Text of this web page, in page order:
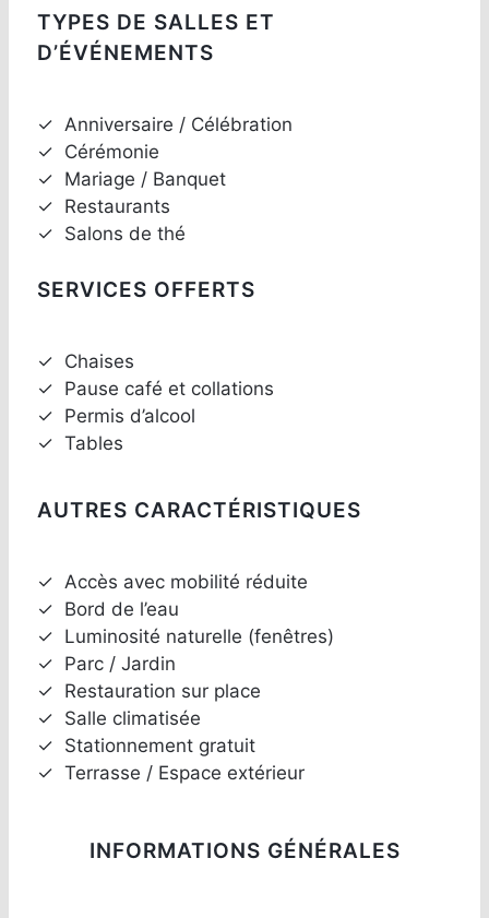
TYPES DE SALLES ET
D’ÉVÉNEMENTS
✓ Anniversaire / Célébration
✓ Cérémonie
✓ Mariage / Banquet
✓ Restaurants
✓ Salons de thé
SERVICES OFFERTS
✓ Chaises
✓ Pause café et collations
✓ Permis d’alcool
✓ Tables
AUTRES CARACTÉRISTIQUES
✓ Accès avec mobilité réduite
✓ Bord de l’eau
✓ Luminosité naturelle (fenêtres)
✓ Parc / Jardin
✓ Restauration sur place
✓ Salle climatisée
✓ Stationnement gratuit
✓ Terrasse / Espace extérieur
INFORMATIONS GÉNÉRALES